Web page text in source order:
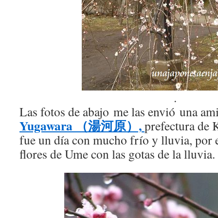
.
Las fotos de abajo me las envió una
Yugawara （湯河原）,prefectura de
fue un día con mucho frío y lluvia, por
flores de Ume con las gotas de la lluvia.